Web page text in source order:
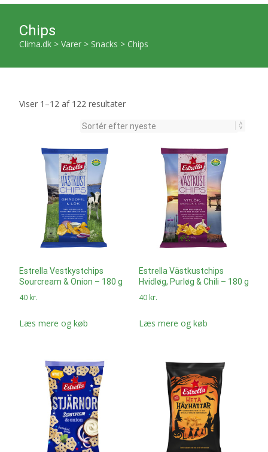
Chips
Clima.dk > Varer > Snacks > Chips
Viser 1–12 af 122 resultaterSorteret
seneste
Estrella Vestkystchips
Sourcream & Onion – 180 g
40 kr.
Læs mere og køb
Estrella Västkustchips
Hvidløg, Purløg & Chili – 180 g
40 kr.
Læs mere og køb